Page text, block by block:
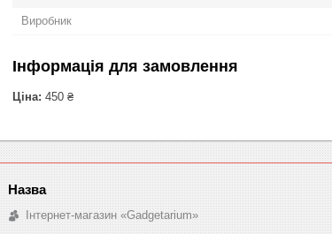
Виробник
Інформація для замовлення
Ціна: 450 ₴
Інтернет-магазин «Gadgetarium»